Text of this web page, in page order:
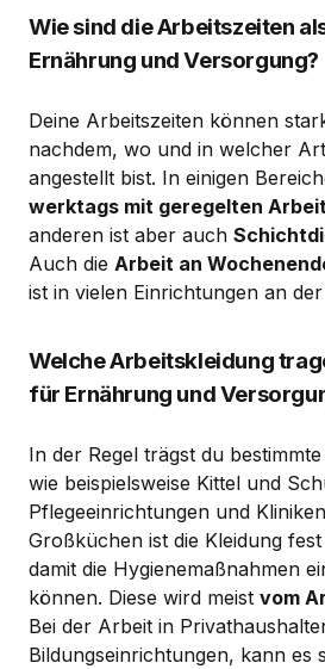
Wie sind die Arbeitszeiten
Ernährung und Versorgung?
Deine Arbeitszeiten können
nachdem, wo und in welcher
angestellt bist. In einigen
werktags mit geregelten
anderen ist aber auch
Auch die Arbeit an
ist in vielen Einrichtungen an
Welche Arbeitskleidung
für Ernährung und
In der Regel trägst du bestimmte
wie beispielsweise Kittel und
Pflegeeinrichtungen und
Großküchen ist die Kleidung
damit die Hygienemaßnahmen
können. Diese wird meist vom
Bei der Arbeit in
Bildungseinrichtungen, kann es